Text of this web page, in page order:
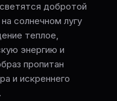
добротой
солнечном лугу
теплое,
энергию и
пропитан
и искреннего